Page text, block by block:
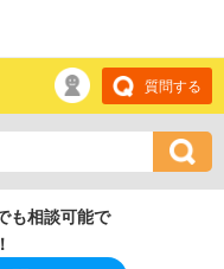
質問する
も相談可能で